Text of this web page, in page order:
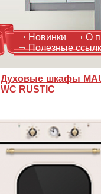
Новинки
О
Полезные
Духовые шкафы
WC RUSTIC